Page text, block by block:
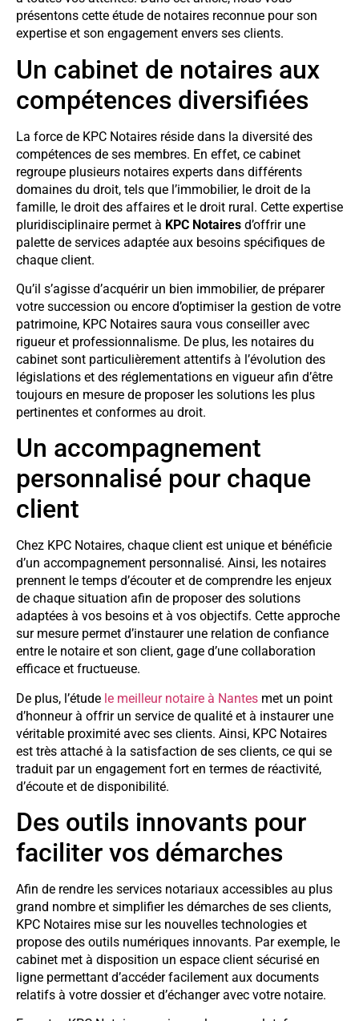
présentons cette étude de notaires reconnue pour son
expertise et son engagement envers ses clients.
Un cabinet de notaires aux
compétences diversifiées
La force de KPC Notaires réside dans la diversité des
compétences de ses membres. En effet, ce cabinet
regroupe plusieurs notaires experts dans différents
domaines du droit, tels que l’immobilier, le droit de la
famille, le droit des affaires et le droit rural. Cette expertise
pluridisciplinaire permet à KPC Notaires d’offrir une
palette de services adaptée aux besoins spécifiques de
chaque client.
Qu’il s’agisse d’acquérir un bien immobilier, de préparer
votre succession ou encore d’optimiser la gestion de votre
patrimoine, KPC Notaires saura vous conseiller avec
rigueur et professionnalisme. De plus, les notaires du
cabinet sont particulièrement attentifs à l’évolution des
législations et des réglementations en vigueur afin d’être
toujours en mesure de proposer les solutions les plus
pertinentes et conformes au droit.
Un accompagnement
personnalisé pour chaque
client
Chez KPC Notaires, chaque client est unique et bénéficie
d’un accompagnement personnalisé. Ainsi, les notaires
prennent le temps d’écouter et de comprendre les enjeux
de chaque situation afin de proposer des solutions
adaptées à vos besoins et à vos objectifs. Cette approche
sur mesure permet d’instaurer une relation de confiance
entre le notaire et son client, gage d’une collaboration
efficace et fructueuse.
De plus, l’étude le meilleur notaire à Nantes met un point
d’honneur à offrir un service de qualité et à instaurer une
véritable proximité avec ses clients. Ainsi, KPC Notaires
est très attaché à la satisfaction de ses clients, ce qui se
traduit par un engagement fort en termes de réactivité,
d’écoute et de disponibilité.
Des outils innovants pour
faciliter vos démarches
Afin de rendre les services notariaux accessibles au plus
grand nombre et simplifier les démarches de ses clients,
KPC Notaires mise sur les nouvelles technologies et
propose des outils numériques innovants. Par exemple, le
cabinet met à disposition un espace client sécurisé en
ligne permettant d’accéder facilement aux documents
relatifs à votre dossier et d’échanger avec votre notaire.